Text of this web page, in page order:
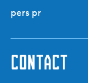
pers pr
contact